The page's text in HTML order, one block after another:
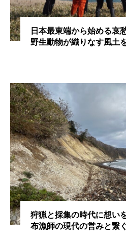
日本最東端から始める哀
野生動物が織りなす風土
狩猟と採集の時代に想い
布漁師の現代の営みと繋